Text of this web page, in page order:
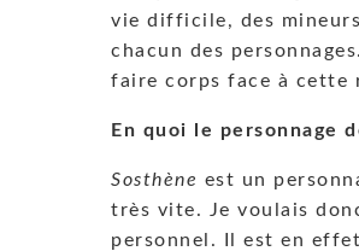
vie difficile, des
chacun des
faire corps face à cette
En quoi le personnage
Sosthène est un
très vite. Je voulais
personnel. Il est en